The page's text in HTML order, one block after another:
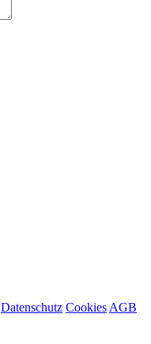
Datenschutz Cookies AGB